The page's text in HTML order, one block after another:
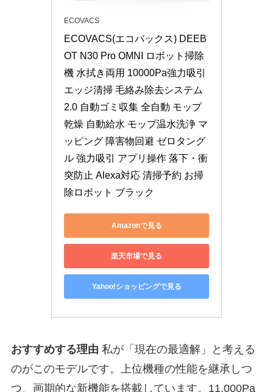
ECOVACS
ECOVACS(エコバックス) DEEB
OT N30 Pro OMNI ロボット掃除
機 水拭き両用 10000Pa強力吸引
エッジ清掃 毛絡み除去システム
2.0 自動ゴミ収集 全自動 モップ
乾燥 自動給水 モップ温水洗浄 マ
ッピング 障害物回避 ゼロタング
ル 強力吸引 アプリ操作 落下・衝
突防止 Alexa対応 清掃予約 お掃
除ロボット ブラック
Amazonで見る
楽天市場で見る
Yahoo!ショッピングで見る
おすすめする理由 私が「現在の最適解」と考える
のがこのモデルです。上位機種の性能を継承しつ
つ、画期的な新機能を搭載しています。11,000Pa